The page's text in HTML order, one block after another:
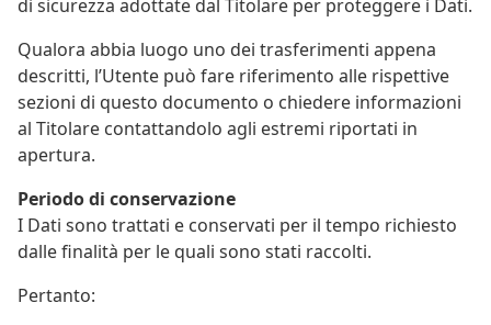
di sicurezza adottate dal Titolare per proteggere i Dati.
Qualora abbia luogo uno dei trasferimenti appena
descritti, l’Utente può fare riferimento alle rispettive
sezioni di questo documento o chiedere informazioni
al Titolare contattandolo agli estremi riportati in
apertura.
Periodo di conservazione
I Dati sono trattati e conservati per il tempo richiesto
dalle finalità per le quali sono stati raccolti.
Pertanto: